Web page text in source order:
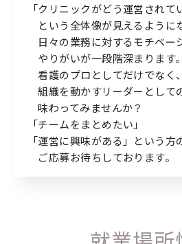
「クリニックがどう運営されて
という全体像が見えるように
日々の業務に対するモチベー
やりがいが一段階深まります。
看護のプロとしてだけでなく、
組織を動かすリーダーとして
味わってみませんか？
「チームをまとめたい」
「運営に興味がある」という方
ご応募お待ちしております。